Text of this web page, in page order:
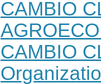
CAMBIO
CAMBIO